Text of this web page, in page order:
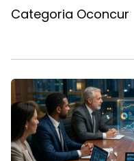
Categoria Oconcur